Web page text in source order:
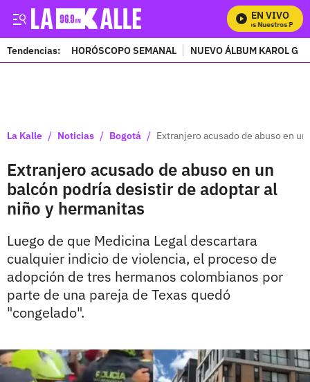
EN VIVO
Mira Todos Nuestros
Tendencias: HORÓSCOPO SEMANAL NUEVO ÁLBUM KAROL G
La Kalle / Noticias / Bogotá / Extranjero acusado de abuso en
Extranjero acusado de abuso en un
balcón podría desistir de adoptar al
niño y hermanitas
Luego de que Medicina Legal descartara
cualquier indicio de violencia, el proceso de
adopción de tres hermanos colombianos por
parte de una pareja de Texas quedó
"congelado".